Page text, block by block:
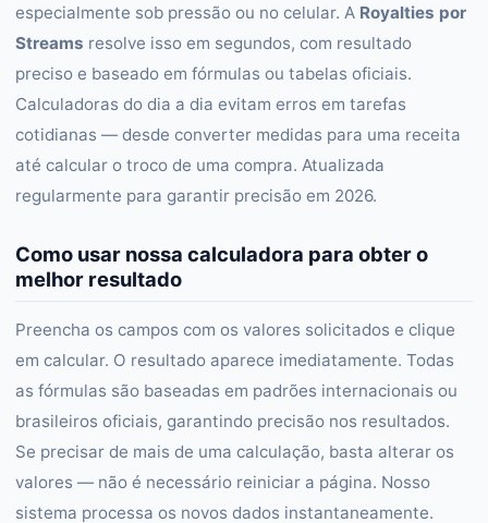
especialmente sob pressão ou no celular. A Royalties por
Streams resolve isso em segundos, com resultado
preciso e baseado em fórmulas ou tabelas oficiais.
Calculadoras do dia a dia evitam erros em tarefas
cotidianas — desde converter medidas para uma receita
até calcular o troco de uma compra. Atualizada
regularmente para garantir precisão em 2026.
Como usar nossa calculadora para obter o
melhor resultado
Preencha os campos com os valores solicitados e clique
em calcular. O resultado aparece imediatamente. Todas
as fórmulas são baseadas em padrões internacionais ou
brasileiros oficiais, garantindo precisão nos resultados.
Se precisar de mais de uma calculação, basta alterar os
valores — não é necessário reiniciar a página. Nosso
sistema processa os novos dados instantaneamente.